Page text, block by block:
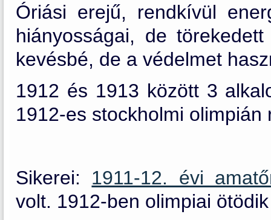
Óriási erejű, rendkívül
hiányosságai, de
kevésbé, de a védelmet
1912 és 1913 között 3
1912-es stockholmi
Sikerei: 1911-12. évi
volt. 1912-ben olimpiai